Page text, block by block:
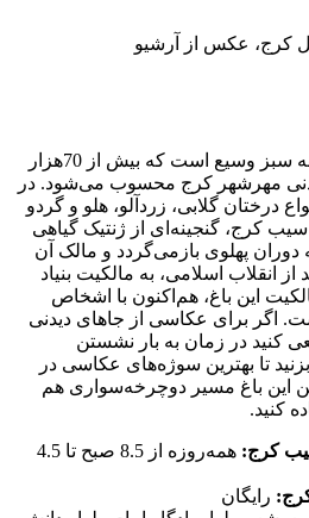
کرج، عکس از آرشیو
باغ سیب مهرشهر، یک منطقه سبز وسیع است که بیش از 70هزار
مهرشهر کرج محسوب می‌شود. در
درختان گلابی، زردآلو، هلو و گردو
سیب کرج، گنجینه‌ای از ژنتیک گیاهی
پهلوی بازمی‌گردد و مالک آن
انقلاب اسلامی، به مالکیت بنیاد
این باغ، هم‌اکنون با اشخاص
اگر برای عکاسی از جاهای دیدنی
کنید در زمان به بار نشستن
تا بهترین سوژه‌های عکاسی در
این باغ مسیر دوچرخه‌سواری هم
کنید.
کرج:
همه‌روزه از 8.5 صبح تا 4.5
رایگان